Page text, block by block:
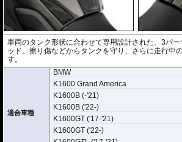
車両のタンク形状に合わせて専用設計された、3パ
ッド。擦り傷などからタンクを守り、さらに走行中
す。
適合車種
BMW
K1600 Grand America
K1600B (-'21)
K1600B ('22-)
K1600GT ('17-'21)
K1600GT ('22-)